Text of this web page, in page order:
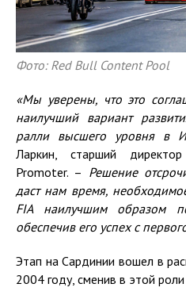
Фото: Red Bull Content Pool
«Мы уверены, что это
наилучший вариант
ралли высшего уровня в
Ларкин, старший
Promoter. – Решение
даст нам время,
FIAнаилучшим образом
обеспечив его успех с
Этап на Сардинии вошел в
2004 году, сменив в этой